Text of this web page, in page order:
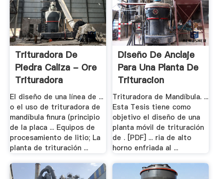
Trituradora De
Piedra Caliza - Ore
Trituradora
El diseño de una línea de ...
o el uso de trituradora de
mandíbula finura (principio
de la placa ... Equipos de
procesamiento de litio; La
planta de trituración ...
Diseño De Anclaje
Para Una Planta De
Trituracion
Trituradora de Mandíbula. ...
Esta Tesis tiene como
objetivo el diseño de una
planta móvil de trituración
de . [PDF] ... ria de alto
horno enfriada al ...